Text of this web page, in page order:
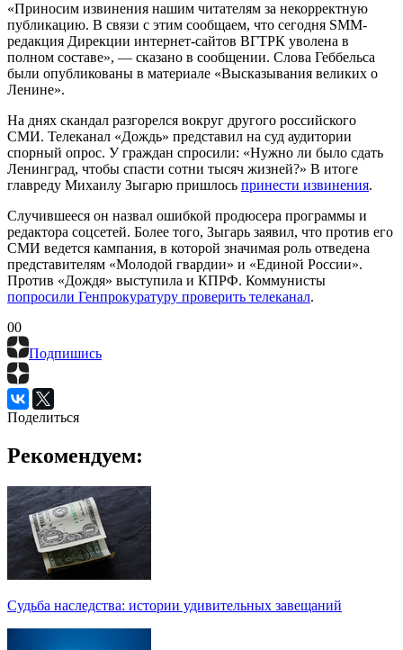
«Приносим извинения нашим читателям за некорректную
публикацию. В связи с этим сообщаем, что сегодня SMM-
редакция Дирекции интернет-сайтов ВГТРК уволена в
полном составе», — сказано в сообщении. Слова Геббельса
были опубликованы в материале «Высказывания великих о
Ленине».
На днях скандал разгорелся вокруг другого российского
СМИ. Телеканал «Дождь» представил на суд аудитории
спорный опрос. У граждан спросили: «Нужно ли было сдать
Ленинград, чтобы спасти сотни тысяч жизней?» В итоге
главреду Михаилу Зыгарю пришлось принести извинения.
Случившееся он назвал ошибкой продюсера программы и
редактора соцсетей. Более того, Зыгарь заявил, что против его
СМИ ведется кампания, в которой значимая роль отведена
представителям «Молодой гвардии» и «Единой России».
Против «Дождя» выступила и КПРФ. Коммунисты
попросили Генпрокуратуру проверить телеканал.
00
Подпишись
Поделиться
Рекомендуем:
Судьба наследства: истории удивительных завещаний